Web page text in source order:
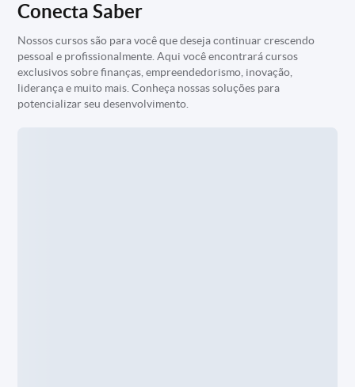
Conecta Saber
Nossos cursos são para você que deseja continuar crescendo
pessoal e profissionalmente. Aqui você encontrará cursos
exclusivos sobre finanças, empreendedorismo, inovação,
liderança e muito mais. Conheça nossas soluções para
potencializar seu desenvolvimento.